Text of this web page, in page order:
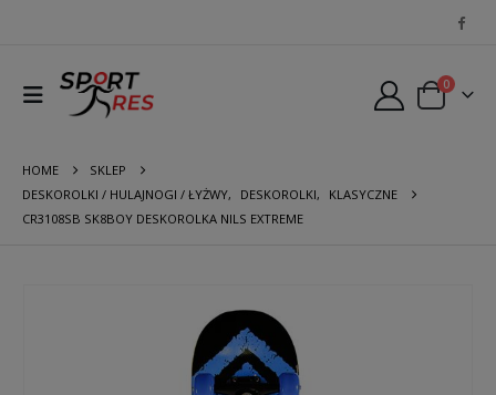
0
HOME
SKLEP
DESKOROLKI / HULAJNOGI / ŁYŻWY, DESKOROLKI,
KLASYCZNE
CR3108SB SK8BOY DESKOROLKA NILS EXTREME